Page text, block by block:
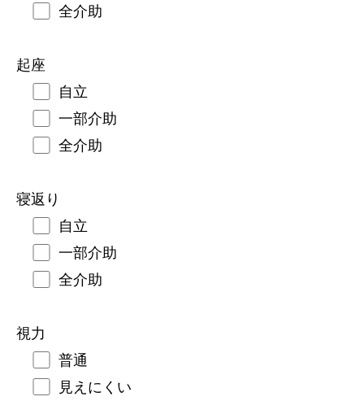
全介助
起座
自立
一部介助
全介助
寝返り
自立
一部介助
全介助
視力
普通
見えにくい